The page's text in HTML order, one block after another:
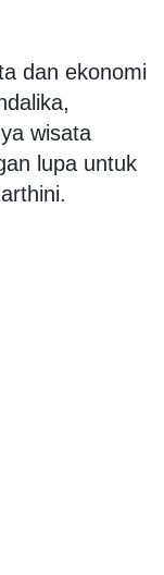
dan ekonomi
wisata
lupa untuk